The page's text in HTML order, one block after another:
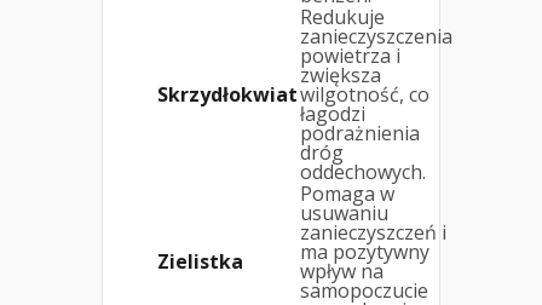
Skrzydłokwiat
Redukuje
zanieczyszczenia
powietrza i
zwiększa
wilgotność, co
łagodzi
podrażnienia
dróg
oddechowych.
Zielistka
Pomaga w
usuwaniu
zanieczyszczeń i
ma pozytywny
wpływ na
samopoczucie